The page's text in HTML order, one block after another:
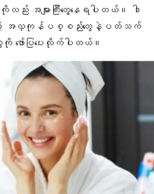
ကိုလည်း အများကြီးတွေ့နေရပါတယ်။ ဒါ
းစေဖို့ အလှကုန်ပစ္စည်းတွေနဲ့ပတ်သက်
ဖော်ပြပေးလိုက်ပါတယ်။